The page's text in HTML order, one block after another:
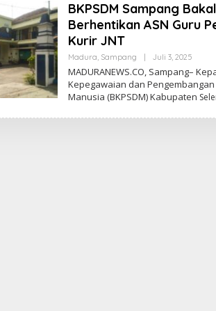
BKPSDM Sampang Bakal
Berhentikan ASN Guru
Kurir JNT
Madura, Sampang Juli 3, 2025Oleh
MADURANEWS.CO, Sampang–
Kepegawaian dan
Manusia (BKPSDM) Kabupaten